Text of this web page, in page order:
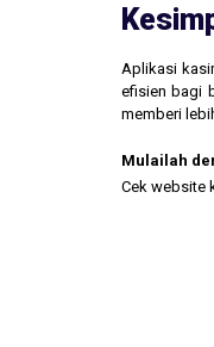
Aplikasi
efisien bagi
memberi
Mulailah
Cek website